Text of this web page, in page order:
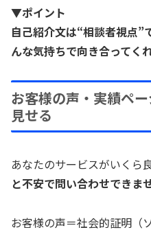
▼ポイント
自己紹介文は“相談者視点”
んな気持ちで向き合ってく
お客様の声・実績ペ
見せる
あなたのサービスがいくら
と不安で問い合わせできま
お客様の声＝社会的証明（